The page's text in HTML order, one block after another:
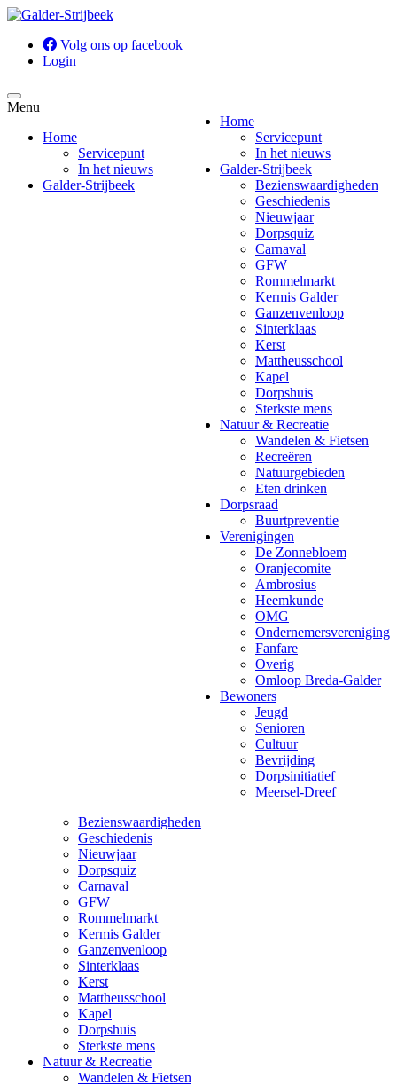
Volg ons op facebook
Login
Home
Servicepunt
In het nieuws
Galder-Strijbeek
Bezienswaardigheden
Geschiedenis
Nieuwjaar
Dorpsquiz
Carnaval
GFW
Rommelmarkt
Kermis Galder
Ganzenvenloop
Sinterklaas
Kerst
Mattheusschool
Kapel
Dorpshuis
Sterkste mens
Natuur & Recreatie
Wandelen & Fietsen
Recreëren
Natuurgebieden
Eten drinken
Dorpsraad
Buurtpreventie
Verenigingen
De Zonnebloem
Oranjecomite
Ambrosius
Heemkunde
OMG
Ondernemersvereniging
Fanfare
Overig
Omloop Breda-Galder
Bewoners
Jeugd
Senioren
Cultuur
Bevrijding
Dorpsinitiatief
Meersel-Dreef
Menu
Home
Servicepunt
In het nieuws
Galder-Strijbeek
Bezienswaardigheden
Geschiedenis
Nieuwjaar
Dorpsquiz
Carnaval
GFW
Rommelmarkt
Kermis Galder
Ganzenvenloop
Sinterklaas
Kerst
Mattheusschool
Kapel
Dorpshuis
Sterkste mens
Natuur & Recreatie
Wandelen & Fietsen